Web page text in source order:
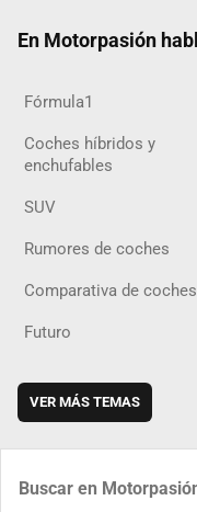
En Motorpasión
Fórmula1
Coches híbridos y
enchufables
SUV
Rumores de coches
Comparativa de coches
Futuro
VER MÁS TEMAS